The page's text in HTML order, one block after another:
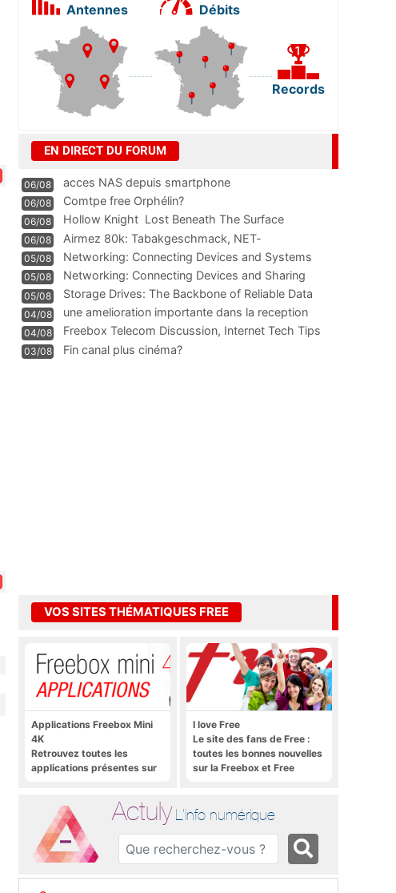
Antennes Débits
Records
EN DIRECT DU FORUM
06/08 acces NAS depuis smartphone
06/08 Comtpe free Orphélin?
06/08 Hollow Knight  Lost Beneath The Surface
06/08
Airmez 80k: Tabakgeschmack, NET-
Technologie und Leistung im
05/08 Networking: Connecting Devices and Systems
05/08
Networking: Connecting Devices and Sharing
Information
05/08
Storage Drives: The Backbone of Reliable Data
Management
04/08
une amelioration importante dans la reception
WIFI
04/08
Freebox Telecom Discussion, Internet Tech Tips
Communi
03/08 Fin canal plus cinéma?
VOS SITES THÉMATIQUES FREE
Applications Freebox Mini
4K
Retrouvez toutes les
applications présentes sur
I love Free
Le site des fans de Free :
toutes les bonnes nouvelles
sur la Freebox et Free
Actuly L'info numérique